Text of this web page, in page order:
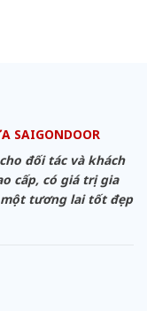
SAIGONDOOR
đối tác và khách
cấp, có giá trị gia
tương lai tốt đẹp